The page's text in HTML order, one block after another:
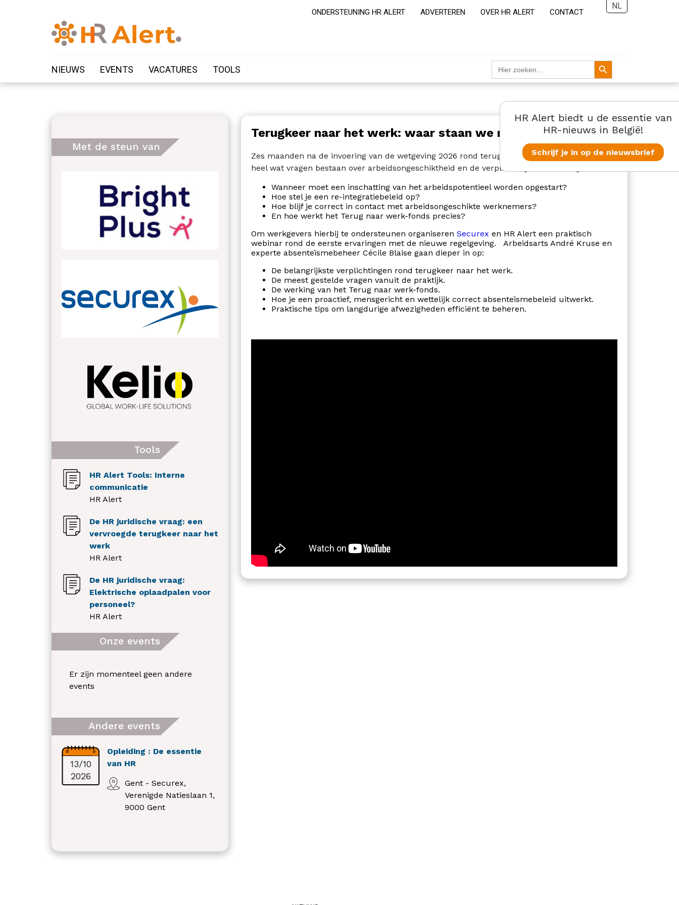
ONDERSTEUNING HR ALERT ADVERTEREN OVER HR ALERT CONTACT
NL
NIEUWS EVENTS VACATURES TOOLS
Zoek
naar:
Zoekknop
Met de steun van
Tools
HR Alert Tools: Interne
communicatie
HR Alert
De HR juridische vraag: een
vervroegde terugkeer naar het
werk
HR Alert
De HR juridische vraag:
Elektrische oplaadpalen voor
personeel?
HR Alert
Onze events
Er zijn momenteel geen andere
events
Andere events
13/10
2026
Opleiding : De essentie
van HR
Gent - Securex,
Verenigde Natieslaan 1,
9000 Gent
HR Alert biedt u de essentie van
HR-nieuws in België!
Schrijf je in op de nieuwsbrief
Terugkeer naar het werk: waar staan we na 6 maanden
Zes maanden na de invoering van de wetgeving 2026 rond terugkeer naar het werk blijven er
heel wat vragen bestaan over arbeidsongeschiktheid en de verplichtingen van werkgevers.
Wanneer moet een inschatting van het arbeidspotentieel worden opgestart?
Hoe stel je een re-integratiebeleid op?
Hoe blijf je correct in contact met arbeidsongeschikte werknemers?
En hoe werkt het Terug naar werk-fonds precies?
Om werkgevers hierbij te ondersteunen organiseren Securex en HR Alert een praktisch
webinar rond de eerste ervaringen met de nieuwe regelgeving. Arbeidsarts André Kruse en
experte absenteïsmebeheer Cécile Blaise gaan dieper in op:
De belangrijkste verplichtingen rond terugkeer naar het werk.
De meest gestelde vragen vanuit de praktijk.
De werking van het Terug naar werk-fonds.
Hoe je een proactief, mensgericht en wettelijk correct absenteïsmebeleid uitwerkt.
Praktische tips om langdurige afwezigheden efficiënt te beheren.